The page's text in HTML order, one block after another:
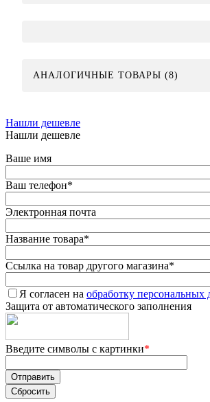
АНАЛОГИЧНЫЕ ТОВАРЫ (8)
Нашли дешевле
Нашли дешевле
Ваше имя
Ваш телефон*
Электронная почта
Название товара*
Ссылка на товар другого магазина*
Я согласен на обработку персональных
Защита от автоматического заполнения
Введите символы с картинки*